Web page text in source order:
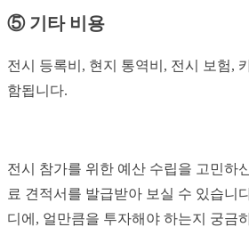
⑤ 기타 비용
전시 등록비, 현지 통역비, 전시 보험,
함됩니다.
전시 참가를 위한 예산 수립을 고민하
료 견적서를 발급받아 보실 수 있습니
디에, 얼만큼을 투자해야 하는지 궁금